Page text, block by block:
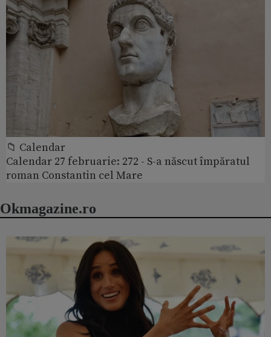
📁 Calendar
Calendar 27 februarie: 272 - S-a născut împăratul
roman Constantin cel Mare
Okmagazine.ro